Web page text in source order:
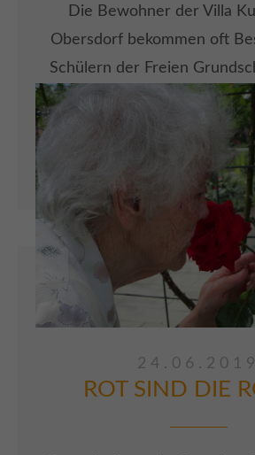
Die Bewohner der Villa
Obersdorf bekommen oft
Schülern der Freien
Die Kinder helfen gern, egal
oder in der Küche. Antje
Zutaten bereitgestellt und
losgelegt werden.
ARTIKEL LESEN
24.06.2019
ROT SIND DIE